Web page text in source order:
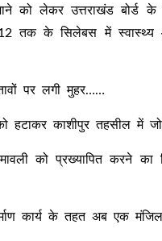
को लेकर उत्तराखंड बोर्ड
तक के सिलेबस में स्वास्थ्य
पर लगी मुहर……
काशीपुर तहसील में
को प्रख्यापित करने का
कार्य के तहत अब एक